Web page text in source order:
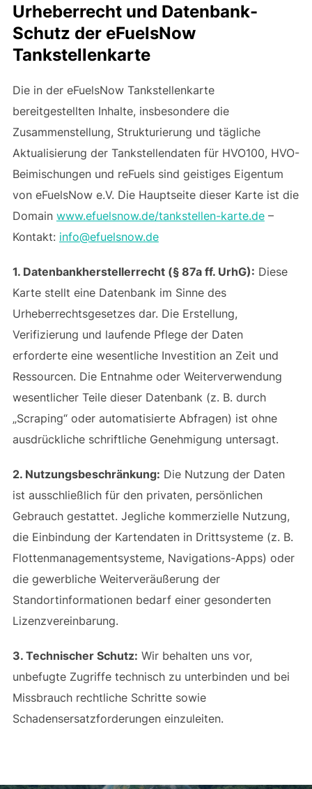
Urheberrecht und Datenbank-
Schutz der eFuelsNow
Tankstellenkarte
Die in der eFuelsNow Tankstellenkarte
bereitgestellten Inhalte, insbesondere die
Zusammenstellung, Strukturierung und tägliche
Aktualisierung der Tankstellendaten für HVO100, HVO-
Beimischungen und reFuels sind geistiges Eigentum
von eFuelsNow e.V. Die Hauptseite dieser Karte ist die
Domain www.efuelsnow.de/tankstellen-karte.de–
Kontakt: info@efuelsnow.de
1. Datenbankherstellerrecht (§ 87a ff. UrhG): Diese
Karte stellt eine Datenbank im Sinne des
Urheberrechtsgesetzes dar. Die Erstellung,
Verifizierung und laufende Pflege der Daten
erforderte eine wesentliche Investition an Zeit und
Ressourcen. Die Entnahme oder Weiterverwendung
wesentlicher Teile dieser Datenbank (z. B. durch
„Scraping“ oder automatisierte Abfragen) ist ohne
ausdrückliche schriftliche Genehmigung untersagt.
2. Nutzungsbeschränkung: Die Nutzung der Daten
ist ausschließlich für den privaten, persönlichen
Gebrauch gestattet. Jegliche kommerzielle Nutzung,
die Einbindung der Kartendaten in Drittsysteme (z. B.
Flottenmanagementsysteme, Navigations-Apps) oder
die gewerbliche Weiterveräußerung der
Standortinformationen bedarf einer gesonderten
Lizenzvereinbarung.
3. Technischer Schutz: Wir behalten uns vor,
unbefugte Zugriffe technisch zu unterbinden und bei
Missbrauch rechtliche Schritte sowie
Schadensersatzforderungen einzuleiten.